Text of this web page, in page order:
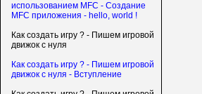
использованием MFC - Создание
MFC приложения - hello, world !
Как создать игру ? - Пишем игровой
движок с нуля
Как создать игру ? - Пишем игровой
движок с нуля - Вступление